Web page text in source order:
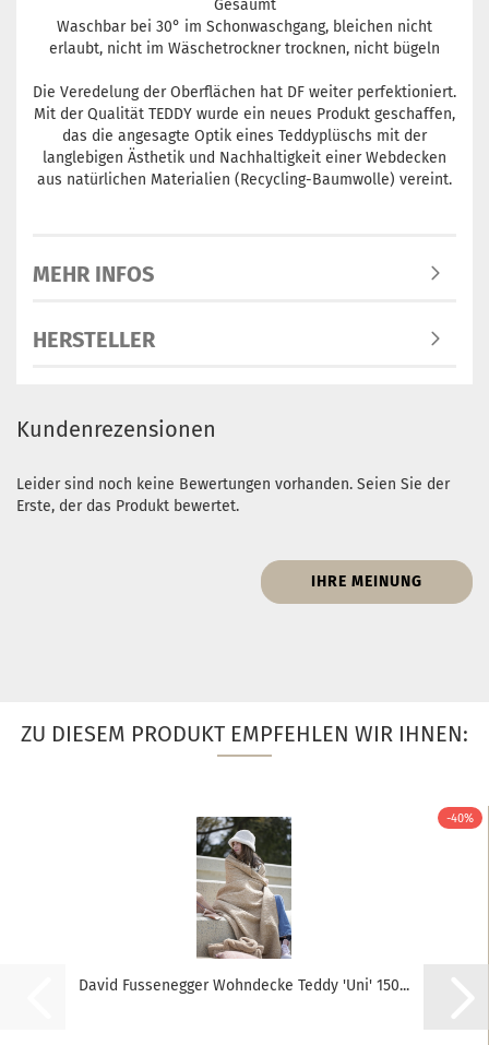
Gesäumt
Waschbar bei 30° im Schonwaschgang, bleichen nicht
erlaubt, nicht im Wäschetrockner trocknen, nicht bügeln
Die Veredelung der Oberflächen hat DF weiter perfektioniert.
Mit der Qualität TEDDY wurde ein neues Produkt geschaffen,
das die angesagte Optik eines Teddyplüschs mit der
langlebigen Ästhetik und Nachhaltigkeit einer Webdecken
aus natürlichen Materialien (Recycling-Baumwolle) vereint.
MEHR INFOS
HERSTELLER
Kundenrezensionen
Leider sind noch keine Bewertungen vorhanden. Seien Sie der
Erste, der das Produkt bewertet.
IHRE MEINUNG
ZU DIESEM PRODUKT EMPFEHLEN WIR IHNEN:
-40%
David Fussenegger Wohndecke Teddy 'Uni' 150...